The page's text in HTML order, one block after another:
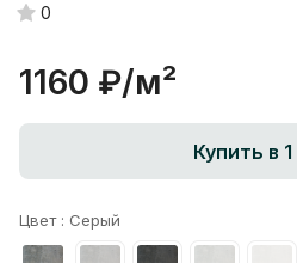
0
1160 ₽/м²
Купить в
Цвет : Серый